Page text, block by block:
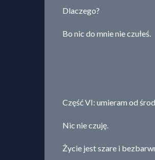
Dlaczego?
Bo nic do mnie nie czułeś.
Część VI: umieram od
Nic nie czuję.
Życie jest szare i